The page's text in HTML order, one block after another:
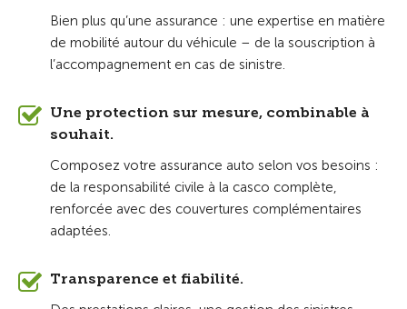
Bien plus qu’une assurance : une expertise en matière
de mobilité autour du véhicule – de la souscription à
l’accompagnement en cas de sinistre.
Une protection sur mesure, combinable à
souhait.
Composez votre assurance auto selon vos besoins :
de la responsabilité civile à la casco complète,
renforcée avec des couvertures complémentaires
adaptées.
Transparence et fiabilité.